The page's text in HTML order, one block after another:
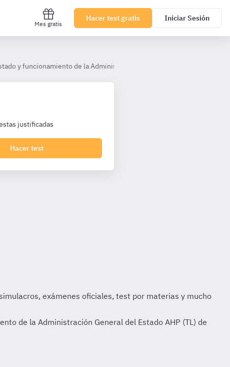
Mes gratis
Hacer test gratis Iniciar Sesión
y funcionamiento de la Administración General del Estado AHP (TL)
justificadas
Hacer test
de la Administración General del Estado AHP (TL) de